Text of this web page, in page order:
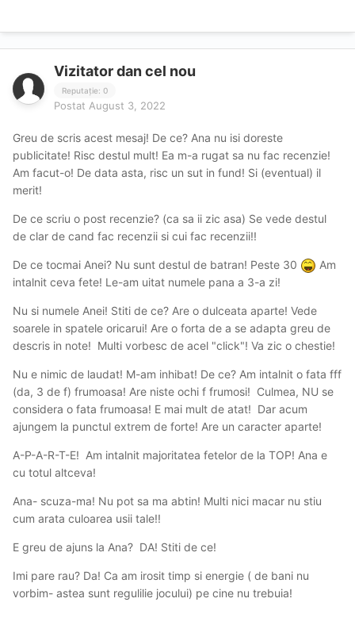
Vizitator dan cel nou
Reputație: 0
Postat August 3, 2022
Greu de scris acest mesaj! De ce? Ana nu isi doreste
publicitate! Risc destul mult! Ea m-a rugat sa nu fac recenzie!
Am facut-o! De data asta, risc un sut in fund! Si (eventual) il
merit!
De ce scriu o post recenzie? (ca sa ii zic asa) Se vede destul
de clar de cand fac recenzii si cui fac recenzii!!
De ce tocmai Anei? Nu sunt destul de batran! Peste 30
Am
intalnit ceva fete! Le-am uitat numele pana a 3-a zi!
Nu si numele Anei! Stiti de ce? Are o dulceata aparte! Vede
soarele in spatele oricarui! Are o forta de a se adapta greu de
descris in note! Multi vorbesc de acel "click"! Va zic o chestie!
Nu e nimic de laudat! M-am inhibat! De ce? Am intalnit o fata fff
(da, 3 de f) frumoasa! Are niste ochi f frumosi! Culmea, NU se
considera o fata frumoasa! E mai mult de atat! Dar acum
ajungem la punctul extrem de forte! Are un caracter aparte!
A-P-A-R-T-E! Am intalnit majoritatea fetelor de la TOP! Ana e
cu totul altceva!
Ana- scuza-ma! Nu pot sa ma abtin! Multi nici macar nu stiu
cum arata culoarea usii tale!!
E greu de ajuns la Ana? DA! Stiti de ce!
Imi pare rau? Da! Ca am irosit timp si energie ( de bani nu
vorbim- astea sunt regulilie jocului) pe cine nu trebuia!